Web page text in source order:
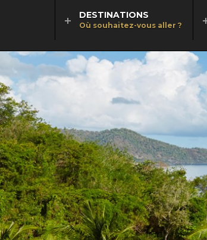
DESTINATIONS
Où souhaitez-vous aller ?